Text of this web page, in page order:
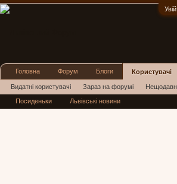
Головна Форум Блоги Користувачі
Видатні користувачі Зараз на форумі
Нові повідомлення профілю
Посиденьки Львівські новини